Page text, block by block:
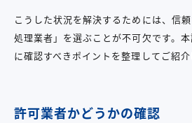
こうした状況を解決するためには、信
処理業者」を選ぶことが不可欠です。
に確認すべきポイントを整理してご紹介
許可業者かどうかの確認